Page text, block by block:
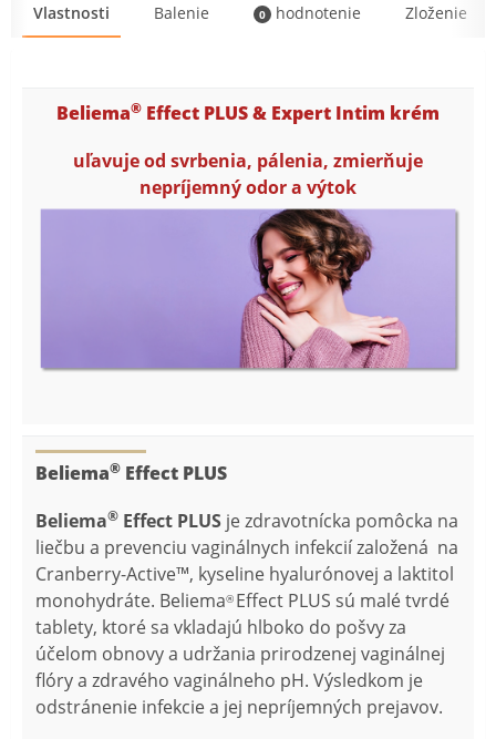
Vlastnosti Balenie 0 hodnotenie Zloženie
Beliema® Effect PLUS & Expert Intim krém
uľavuje od svrbenia, pálenia, zmierňuje
nepríjemný odor a výtok
Beliema® Effect PLUS
Beliema® Effect PLUS je zdravotnícka pomôcka na
liečbu a prevenciu vaginálnych infekcií založená na
Cranberry-Active™, kyseline hyalurónovej a laktitol
monohydráte. Beliema® Effect PLUS sú malé tvrdé
tablety, ktoré sa vkladajú hlboko do pošvy za
účelom obnovy a udržania prirodzenej vaginálnej
flóry a zdravého vaginálneho pH. Výsledkom je
odstránenie infekcie a jej nepríjemných prejavov.